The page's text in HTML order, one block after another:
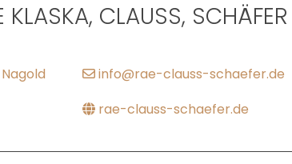
CLAUSS,
info@rae-clauss-schaefer.de
rae-clauss-schaefer.de